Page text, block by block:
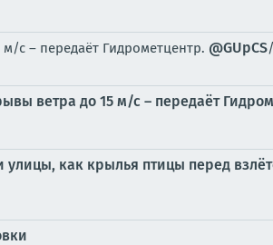
с – передаёт Гидрометцентр. @GUpCS
ветра до 15 м/с – передаёт
как крылья птицы перед